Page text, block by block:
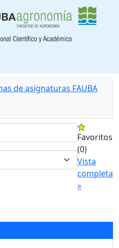
de asignaturas FAUBA
Favoritos
(0)
Vista
completa
»